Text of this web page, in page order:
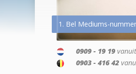
1. Bel Mediums-
0909 - 19 19
0903 - 416 42